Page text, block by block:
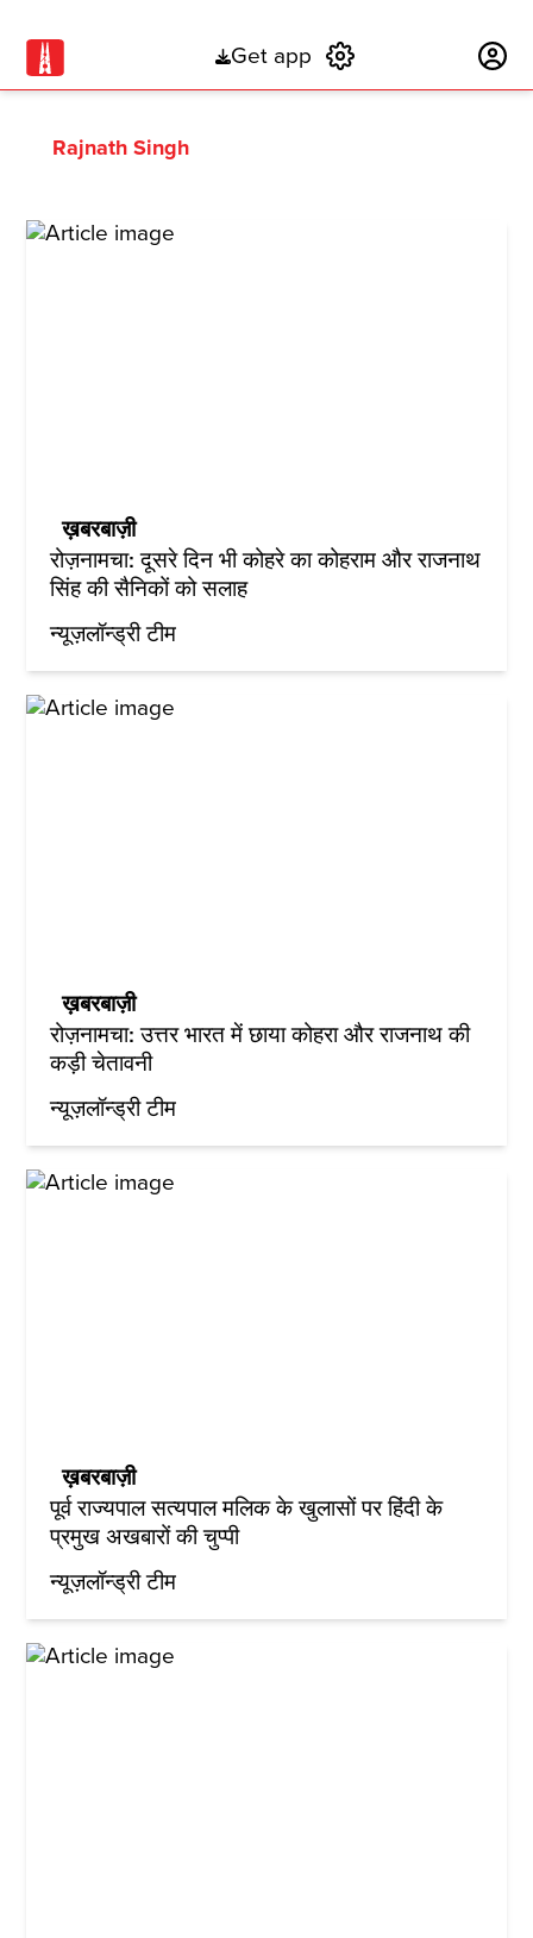
Get app
Rajnath Singh
ख़बरबाज़ी
रोज़नामचा: दूसरे दिन भी कोहरे का कोहराम और राजनाथ
सिंह की सैनिकों को सलाह
न्यूज़लॉन्ड्री टीम
ख़बरबाज़ी
रोज़नामचा: उत्तर भारत में छाया कोहरा और राजनाथ की
कड़ी चेतावनी
न्यूज़लॉन्ड्री टीम
ख़बरबाज़ी
पूर्व राज्यपाल सत्यपाल मलिक के खुलासों पर हिंदी के
प्रमुख अखबारों की चुप्पी
न्यूज़लॉन्ड्री टीम